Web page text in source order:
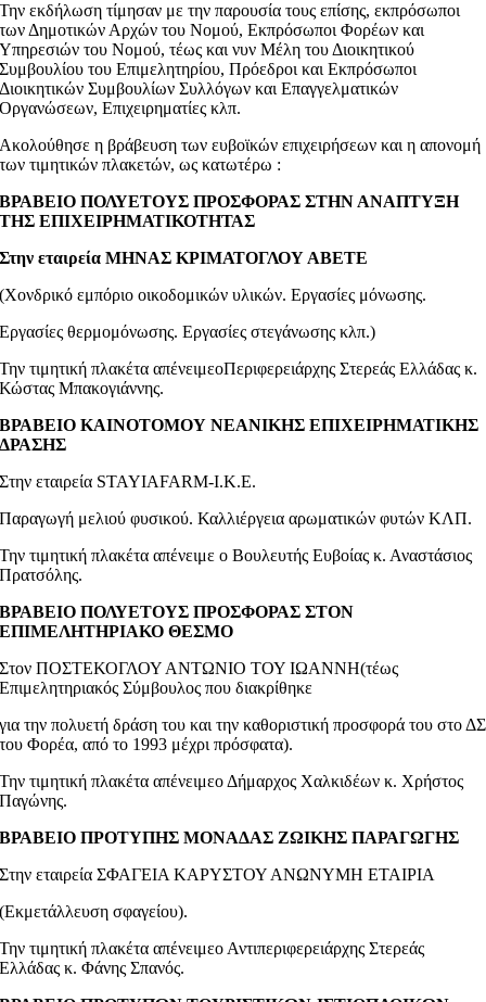
Την εκδήλωση τίμησαν με την παρουσία τους επίσης, εκπρόσωποι
των Δημοτικών Αρχών του Νομού, Εκπρόσωποι Φορέων και
Υπηρεσιών του Νομού, τέως και νυν Μέλη του Διοικητικού
Συμβουλίου του Επιμελητηρίου, Πρόεδροι και Εκπρόσωποι
Διοικητικών Συμβουλίων Συλλόγων και Επαγγελματικών
Οργανώσεων, Επιχειρηματίες κλπ.
Ακολούθησε η βράβευση των ευβοϊκών επιχειρήσεων και η απονομή
των τιμητικών πλακετών, ως κατωτέρω :
ΒΡΑΒΕΙΟ ΠΟΛΥΕΤΟΥΣ ΠΡΟΣΦΟΡΑΣ ΣΤΗΝ ΑΝΑΠΤΥΞΗ
ΤΗΣ ΕΠΙΧΕΙΡΗΜΑΤΙΚΟΤΗΤΑΣ
Στην εταιρεία ΜΗΝΑΣ ΚΡΙΜΑΤΟΓΛΟΥ ΑΒΕΤΕ
(Χονδρικό εμπόριο οικοδομικών υλικών. Εργασίες μόνωσης.
Εργασίες θερμομόνωσης. Εργασίες στεγάνωσης κλπ.)
Την τιμητική πλακέτα απένειμεoΠεριφερειάρχης Στερεάς Ελλάδας κ.
Κώστας Μπακογιάννης.
ΒΡΑΒΕΙΟ ΚΑΙΝΟΤΟΜΟΥ ΝΕΑΝΙΚΗΣ ΕΠΙΧΕΙΡΗΜΑΤΙΚΗΣ
ΔΡΑΣΗΣ
Στην εταιρεία STAYIAFARM-I.K.E.
Παραγωγή μελιού φυσικού. Καλλιέργεια αρωματικών φυτών ΚΛΠ.
Την τιμητική πλακέτα απένειμε ο Βουλευτής Ευβοίας κ. Αναστάσιος
Πρατσόλης.
ΒΡΑΒΕΙΟ ΠΟΛΥΕΤΟΥΣ ΠΡΟΣΦΟΡΑΣ ΣΤΟΝ
ΕΠΙΜΕΛΗΤΗΡΙΑΚΟ ΘΕΣΜΟ
Στον ΠΟΣΤΕΚΟΓΛΟΥ ΑΝΤΩΝΙΟ ΤΟΥ ΙΩΑΝΝΗ(τέως
Επιμελητηριακός Σύμβουλος που διακρίθηκε
για την πολυετή δράση του και την καθοριστική προσφορά του στο ΔΣ
του Φορέα, από το 1993 μέχρι πρόσφατα).
Την τιμητική πλακέτα απένειμεο Δήμαρχος Χαλκιδέων κ. Χρήστος
Παγώνης.
ΒΡΑΒΕΙΟ ΠΡΟΤΥΠΗΣ ΜΟΝΑΔΑΣ ΖΩΙΚΗΣ ΠΑΡΑΓΩΓΗΣ
Στην εταιρεία ΣΦΑΓΕΙΑ ΚΑΡΥΣΤΟΥ ΑΝΩΝΥΜΗ ΕΤΑΙΡΙΑ
(Εκμετάλλευση σφαγείου).
Την τιμητική πλακέτα απένειμεο Αντιπεριφερειάρχης Στερεάς
Ελλάδας κ. Φάνης Σπανός.